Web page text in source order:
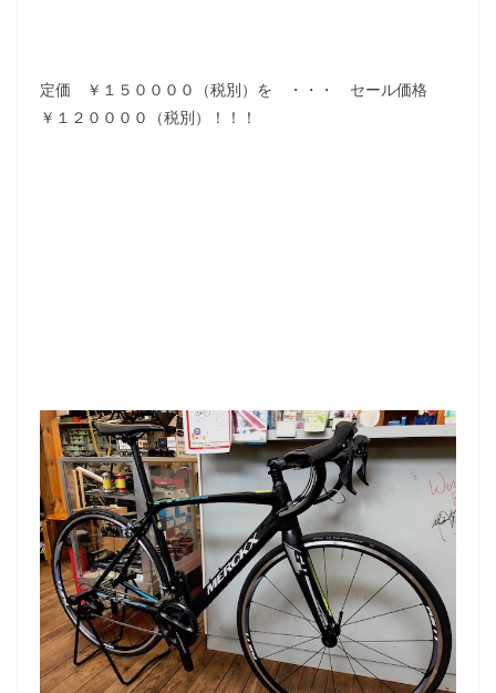
定価 ￥１５００００（税別）を ・・・ セール価格
￥１２００００（税別）！！！